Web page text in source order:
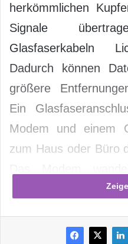
herkömmlichen
Signale
Glasfaserkabeln
Dadurch können
größere
Ein
Modem und einem
zum Haus oder Büro
elektrische Signale
werden können.